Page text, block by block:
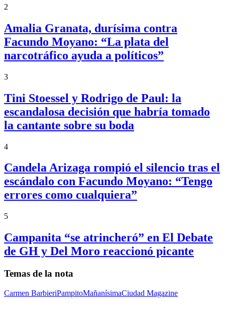
2
Amalia Granata, durísima contra
Facundo Moyano: “La plata del
narcotráfico ayuda a políticos”
3
Tini Stoessel y Rodrigo de Paul: la
escandalosa decisión que habría tomado
la cantante sobre su boda
4
Candela Arizaga rompió el silencio tras el
escándalo con Facundo Moyano: “Tengo
errores como cualquiera”
5
Campanita “se atrincheró” en El Debate
de GH y Del Moro reaccionó picante
Temas de la nota
Carmen BarbieriPampitoMañanísimaCiudad Magazine